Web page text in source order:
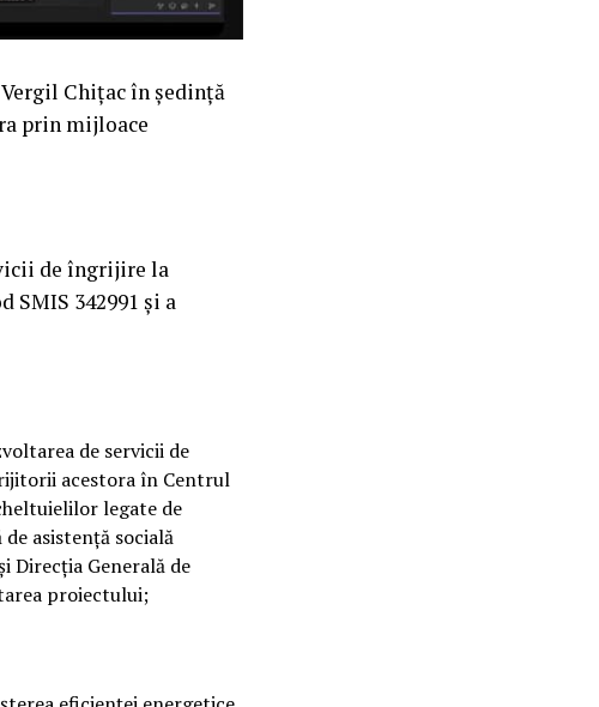
Chițac în ședință
prin mijloace
de îngrijire la
342991 și a
de servicii de
acestora în Centrul
legate de
asistență socială
Generală de
proiectului;